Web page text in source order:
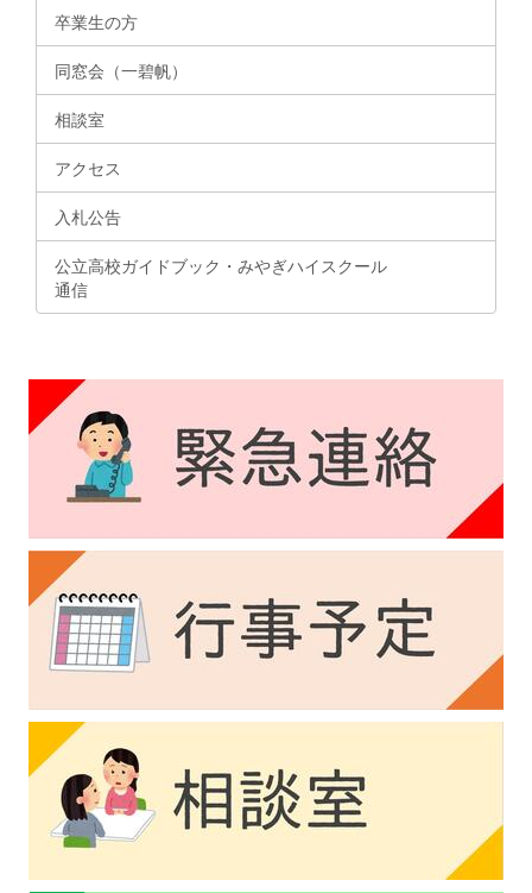
卒業生の方
同窓会（一碧帆）
相談室
アクセス
入札公告
公立高校ガイドブック・みやぎハイスクール
通信